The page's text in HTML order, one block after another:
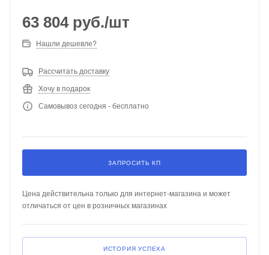
63 804руб./шт
Нашли дешевле?
Рассчитать доставку
Хочу в подарок
Самовывоз сегодня - бесплатно
ЗАПРОСИТЬ КП
Цена действительна только для интернет-магазина и может
отличаться от цен в розничных магазинах
ИСТОРИЯ УСПЕХА